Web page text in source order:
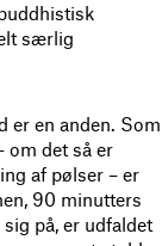
særlig
er en anden. Som
om det så er
af pølser – er
90 minutters
på, er udfaldet